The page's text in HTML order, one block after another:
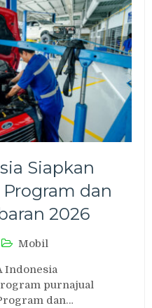
Siapkan
dan
2026
Mobil
Indonesia
purnajual
dan…